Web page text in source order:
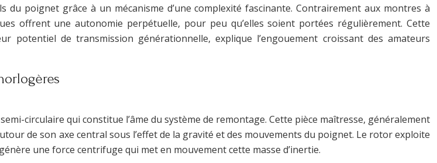
poignet grâce à un mécanisme d’une complexité fascinante. Contrairement aux montres à
offrent une autonomie perpétuelle, pour peu qu’elles soient portées régulièrement. Cette
potentiel de transmission générationnelle, explique l’engouement croissant des amateurs
circulaire qui constitue l’âme du système de remontage. Cette pièce maîtresse, généralement
de son axe central sous l’effet de la gravité et des mouvements du poignet. Le rotor exploite
une force centrifuge qui met en mouvement cette masse d’inertie.